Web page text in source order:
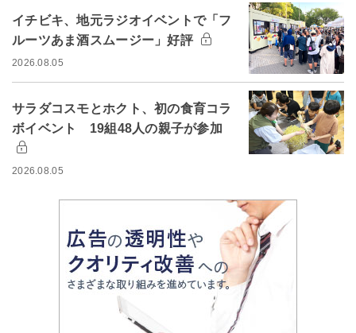
イチビキ、地元ラジオイベントで「フ
ルーツあま酒スムージー」好評
2026.08.05
サラダコスモとホクト、初の食育コラ
ボイベント 19組48人の親子が参加
2026.08.05